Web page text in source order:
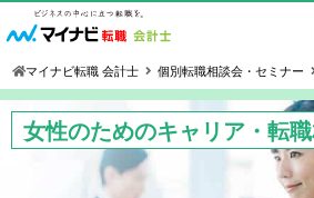
マイナビ転職 会計士 個別転職相談会・セミナー
女性のためのキャリア・転